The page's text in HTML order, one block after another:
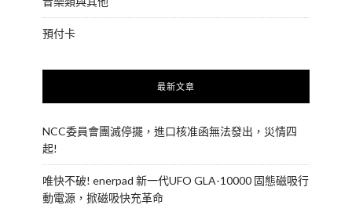
預付卡
最新文章
NCC委員會團滅停擺，進口核准函無法發出，災情四
起!
唯快不破! enerpad 新一代UFO GLA-10000 固態磁吸行
動電源，掀磁吸快充革命